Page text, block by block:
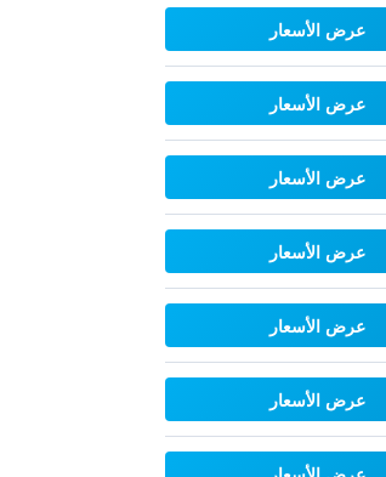
عرض الأسعار
عرض الأسعار
عرض الأسعار
عرض الأسعار
عرض الأسعار
عرض الأسعار